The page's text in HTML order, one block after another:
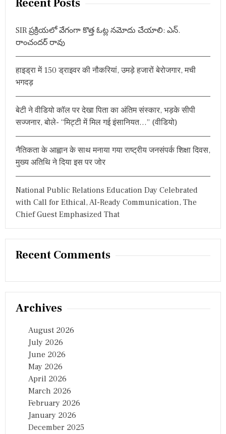
Recent Posts
SIR ప్రక్రియలో వేగంగా కొత్త ఓట్ల నమోదు చేయాలి: ఎన్.
రాంచందర్ రావు
हाइड्रा में 150 ड्राइवर की नौकरियां, उमड़े हजारों बेरोजगार, मची
भगदड़
बेटी ने वीडियो कॉल पर देखा पिता का अंतिम संस्कार, भड़के सीपी
सज्जनार, बोले- “मिट्टी में मिल गई इंसानियत…” (वीडियो)
नैतिकता के आह्वान के साथ मनाया गया राष्ट्रीय जनसंपर्क शिक्षा दिवस,
मुख्य अतिथि ने दिया इस पर जोर
National Public Relations Education Day Celebrated
with Call for Ethical, AI-Ready Communication, The
Chief Guest Emphasized That
Recent Comments
Archives
August 2026
July 2026
June 2026
May 2026
April 2026
March 2026
February 2026
January 2026
December 2025